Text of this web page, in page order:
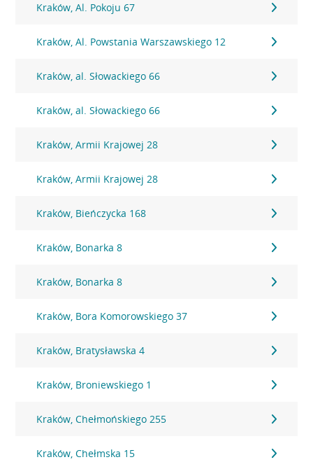
Kraków, Al. Pokoju 67
Kraków, Al. Powstania Warszawskiego 12
Kraków, al. Słowackiego 66
Kraków, al. Słowackiego 66
Kraków, Armii Krajowej 28
Kraków, Armii Krajowej 28
Kraków, Bieńczycka 168
Kraków, Bonarka 8
Kraków, Bonarka 8
Kraków, Bora Komorowskiego 37
Kraków, Bratysławska 4
Kraków, Broniewskiego 1
Kraków, Chełmońskiego 255
Kraków, Chełmska 15